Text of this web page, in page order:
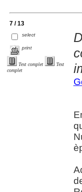
7 / 13
select
print
Text complet
Text
complet